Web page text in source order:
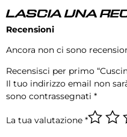
LASCIA UNA
Recensioni
Ancora non ci sono
Recensisci per primo
Il tuo indirizzo email non
sono contrassegnati *
La tua valutazione *